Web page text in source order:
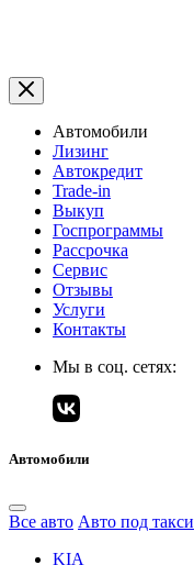
Автомобили
Лизинг
Автокредит
Trade-in
Выкуп
Госпрограммы
Рассрочка
Сервис
Отзывы
Услуги
Контакты
Мы в соц. сетях:
Автомобили
Все авто Авто под такси
KIA